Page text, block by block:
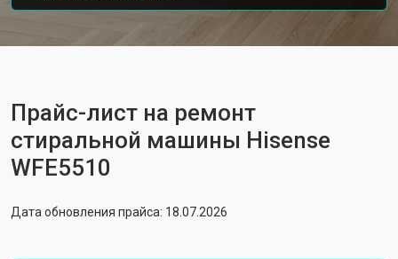
Прайс-лист на ремонт
стиральной машины Hisense
WFE5510
Дата обновления прайса: 18.07.2026